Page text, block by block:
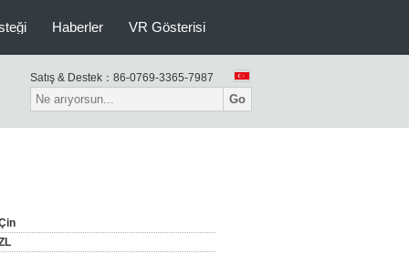
Haberler VR Gösterisi
Satış & Destek： 86-0769-3365-7987
Go